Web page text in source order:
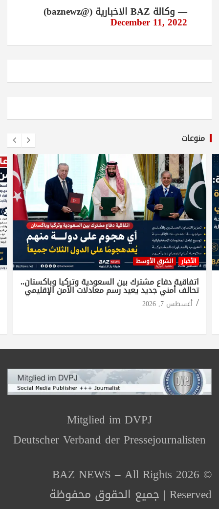
— وكالة BAZ الاخبارية (@baznewz)
December 11, 2022
منوعات
الأخبار الشرق الأوسط
اتفاقية دفاع مشترك بين السعودية وتركيا وباكستان..
تحالف أمني جديد يعيد رسم معادلات الأمن الإقليمي
أغسطس 7, 2026
Mitglied im DVPJ
Deutscher Verband der Pressejournalisten
© 2026 BAZ NEWS – All Rights
Reserved | جميع الحقوق محفوظة